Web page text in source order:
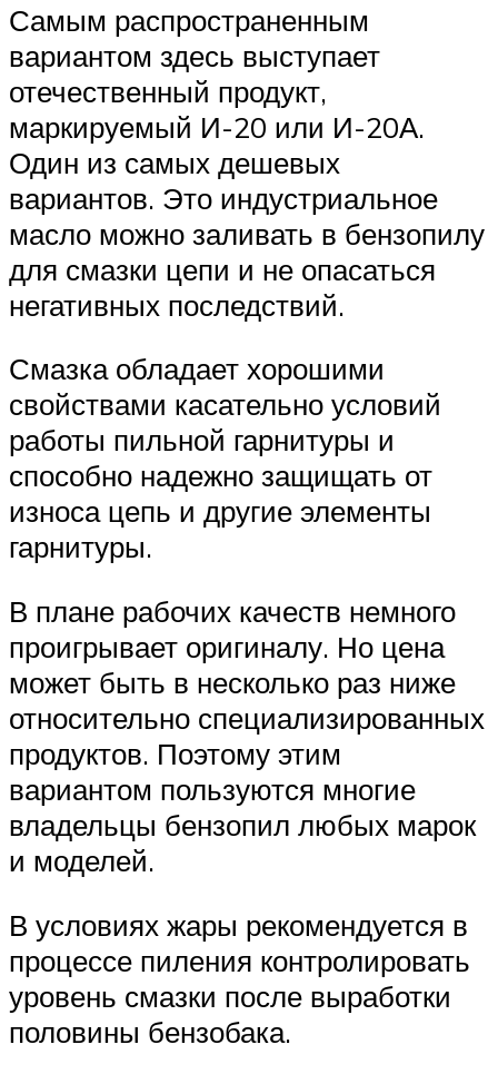
Самым распространенным
вариантом здесь выступает
отечественный продукт,
маркируемый И-20 или И-20А.
Один из самых дешевых
вариантов. Это индустриальное
масло можно заливать в бензопилу
для смазки цепи и не опасаться
негативных последствий.
Смазка обладает хорошими
свойствами касательно условий
работы пильной гарнитуры и
способно надежно защищать от
износа цепь и другие элементы
гарнитуры.
В плане рабочих качеств немного
проигрывает оригиналу. Но цена
может быть в несколько раз ниже
относительно специализированных
продуктов. Поэтому этим
вариантом пользуются многие
владельцы бензопил любых марок
и моделей.
В условиях жары рекомендуется в
процессе пиления контролировать
уровень смазки после выработки
половины бензобака.